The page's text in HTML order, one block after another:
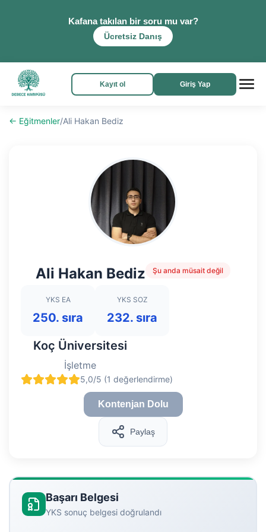
Kafana takılan bir soru mu var?
Ücretsiz Danış
Kayıt ol Giriş Yap
← Eğitmenler/Ali Hakan Bediz
Ali Hakan Bediz Şu anda müsait değil
YKS EA
250. sıra
YKS SOZ
232. sıra
Koç Üniversitesi
İşletme
5,0/5 (1 değerlendirme)
Kontenjan Dolu
Paylaş
Başarı Belgesi
YKS sonuç belgesi doğrulandı